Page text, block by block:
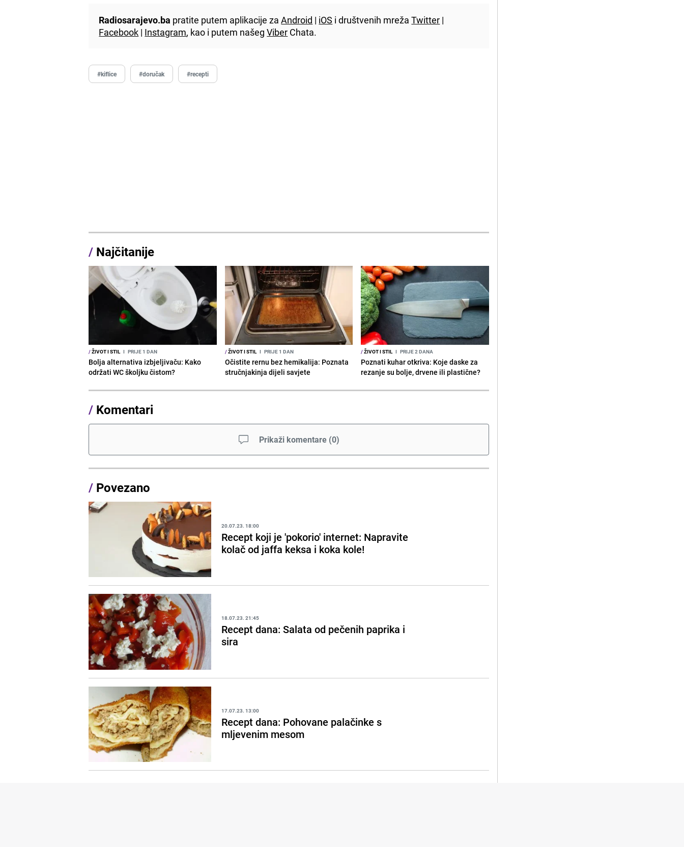
Radiosarajevo.ba pratite putem aplikacije zaAndroid | iOS i društvenih mrežaTwitter |
Facebook | Instagram, kao i putem našegViber Chata.
#kiflice #doručak #recepti
/ Najčitanije
/ŽIVOT I STIL I PRIJE 1 DAN
Bolja alternativa izbjeljivaču: Kako
održati WC školjku čistom?
/ŽIVOT I STIL I PRIJE 1 DAN
Očistite rernu bez hemikalija: Poznata
stručnjakinja dijeli savjete
/ŽIVOT I STIL I PRIJE 2 DANA
Poznati kuhar otkriva: Koje daske za
rezanje su bolje, drvene ili plastične?
/ Komentari
Prikaži komentare (0)
/ Povezano
20.07.23. 18:00
Recept koji je 'pokorio' internet: Napravite
kolač od jaffa keksa i koka kole!
18.07.23. 21:45
Recept dana: Salata od pečenih paprika i
sira
17.07.23. 13:00
Recept dana: Pohovane palačinke s
mljevenim mesom